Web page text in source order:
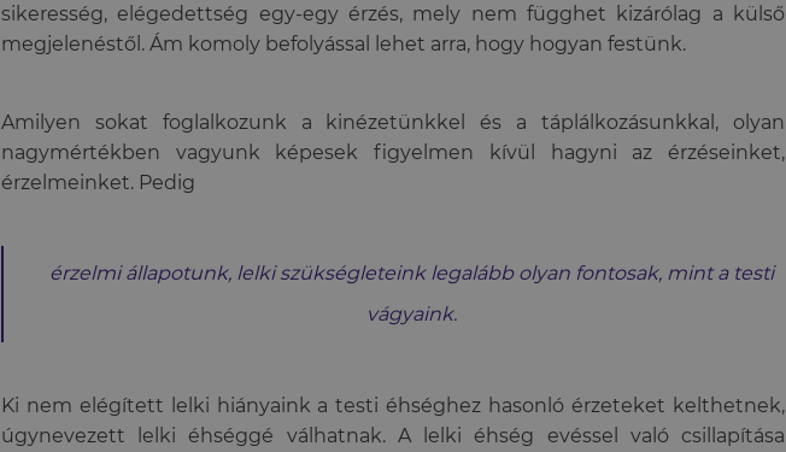
sikeresség, elégedettség egy-egy érzés, mely nem függhet kizárólag a külső
megjelenéstől. Ám komoly befolyással lehet arra, hogy hogyan festünk.
Amilyen sokat foglalkozunk a kinézetünkkel és a táplálkozásunkkal, olyan
nagymértékben vagyunk képesek figyelmen kívül hagyni az érzéseinket,
érzelmeinket. Pedig
érzelmi állapotunk, lelki szükségleteink legalább olyan fontosak, mint a testi
vágyaink.
Ki nem elégített lelki hiányaink a testi éhséghez hasonló érzeteket kelthetnek,
úgynevezett lelki éhséggé válhatnak. A lelki éhség evéssel való csillapítása